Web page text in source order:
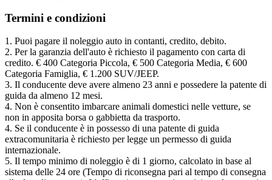
Termini e condizioni
1. Puoi pagare il noleggio auto in contanti, credito, debito.
2. Per la garanzia dell'auto è richiesto il pagamento con carta di
credito. € 400 Categoria Piccola, € 500 Categoria Media, € 600
Categoria Famiglia, € 1.200 SUV/JEEP.
3. Il conducente deve avere almeno 23 anni e possedere la patente di
guida da almeno 12 mesi.
4. Non è consentito imbarcare animali domestici nelle vetture, se
non in apposita borsa o gabbietta da trasporto.
4. Se il conducente è in possesso di una patente di guida
extracomunitaria è richiesto per legge un permesso di guida
internazionale.
5. Il tempo minimo di noleggio è di 1 giorno, calcolato in base al
sistema delle 24 ore (Tempo di riconsegna pari al tempo di consegna